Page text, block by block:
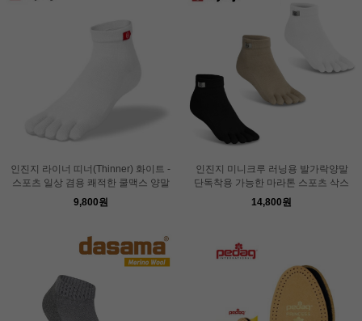
인진지 라이너 띠너(Thinner) 화이트 -
스포츠 일상 겸용 쾌적한 쿨맥스 양말
9,800원
인진지 미니크루 러닝용 발가락양말
단독착용 가능한 마라톤 스포츠 삭스
14,800원